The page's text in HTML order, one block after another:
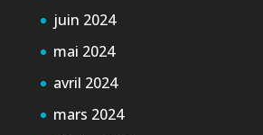
juin 2024
mai 2024
avril 2024
mars 2024